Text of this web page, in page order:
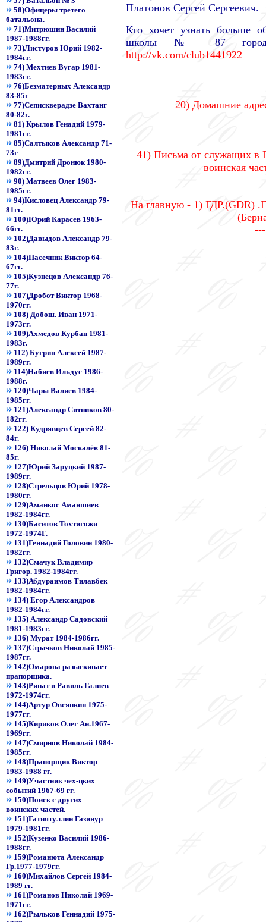
58)Офицеры третего
батальона.
71)Митрюшин Василий
1987-1988гг.
73)Листуров Юрий 1982-
1984гг.
74) Мехтиев Вугар 1981-
1983гг.
76)Безматерных Александр
83-85г
77)Сепискверадзе Вахтанг
80-82г.
81) Крылов Генадий 1979-
1981гг.
85)Салтыков Александр 71-
73г
89)Дмитрий Дронюк 1980-
1982гг.
90) Матвеев Олег 1983-
1985гг.
94)Кисловец Александр 79-
81гг.
100)Юрий Карасев 1963-
66гг.
102)Давыдов Александр 79-
83г.
104)Пасечник Виктор 64-
67гг.
105)Кузнецов Александр 76-
77г.
107)Дробот Виктор 1968-
1970гг.
108) Добош. Иван 1971-
1973гг.
109)Ахмедов Курбан 1981-
1983г.
112) Бугрин Алексей 1987-
1989гг.
114)Набиев Ильдус 1986-
1988г.
120)Чары Валиев 1984-
1985гг.
121)Александр Ситников 80-
182гг.
122) Кудрявцев Сергей 82-
84г.
126) Николай Москалёв 81-
85г.
127)Юрий Заруцкий 1987-
1989гг.
128)Стрельцов Юрий 1978-
1980гг.
129)Аманкос Аманшиев
1982-1984гг.
130)Баситов Тохтигожи
1972-1974Г.
131)Геннадий Головин 1980-
1982гг.
132)Смачук Владимир
Григор. 1982-1984гг.
133)Абдураимов Тилавбек
1982-1984гг.
134) Егор Александров
1982-1984гг.
135) Александр Садовский
1981-1983гг.
136) Мурат 1984-1986гг.
137)Страчков Николай 1985-
1987гг.
142)Омарова разыскивает
прапорщика.
143)Ринат и Равиль Галиев
1972-1974гг.
144)Артур Овсянкин 1975-
1977гг.
145)Кириков Олег Ан.1967-
1969гг.
147)Смирнов Николай 1984-
1985гг.
148)Прапорщик Виктор
1983-1988 гг.
149)Участник чех-цких
событий 1967-69 гг.
150)Поиск с других
воинских частей.
151)Гатиятуллин Газинур
1979-1981гг.
152)Кузенко Василий 1986-
1988гг.
159)Романюта Александр
Гр.1977-1979гг.
160)Михайлов Сергей 1984-
1989 гг.
161)Романов Николай 1969-
1971гг.
162)Рыльков Геннадий 1975-
Платонов Сергей Сергеевич.
Кто хочет узнать больше
школы № 87 города
http://vk.com/club1441922
20) Домашние
41) Письма от служащих в
воинская
На главную - 1) ГДР.(GDR)